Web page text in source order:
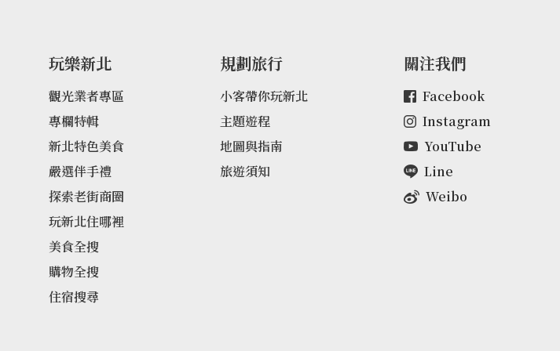
玩樂新北
觀光業者專區
專欄特輯
新北特色美食
嚴選伴手禮
探索老街商圈
玩新北住哪裡
美食全搜
購物全搜
住宿搜尋
規劃旅行
小客帶你玩新北
主題遊程
地圖與指南
旅遊須知
關注我們
Facebook
Instagram
YouTube
Line
Weibo